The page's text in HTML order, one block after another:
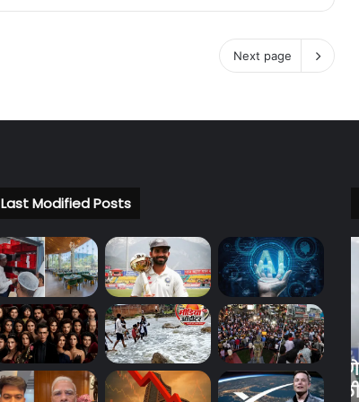
Next page
Last Modified Posts
रिटायरमेंट
के
बाद
अजिंक्य
रहाणे
का
नया
सफर,
पहली
17 hours ago
रिटायरमेंट के बाद अजिंक्य रहाणे का नया
सफर, पहली बार विदेशी टी20 लीग में
के